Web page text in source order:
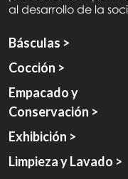
al desarrollo de la
Básculas >
Cocción >
Empacado y
Conservación >
Exhibición >
Limpieza y Lavado >